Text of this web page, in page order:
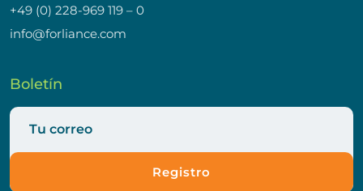
+49 (0) 228-969 119 – 0
info@forliance.com
Boletín
Registro